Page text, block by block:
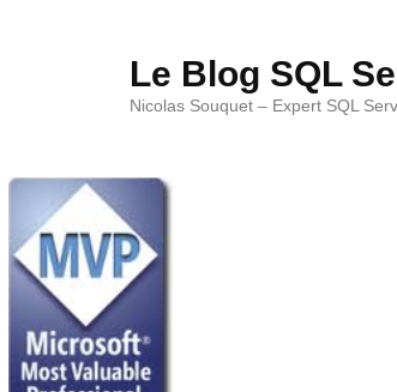
Le Blog SQL
Nicolas Souquet – Expert SQL